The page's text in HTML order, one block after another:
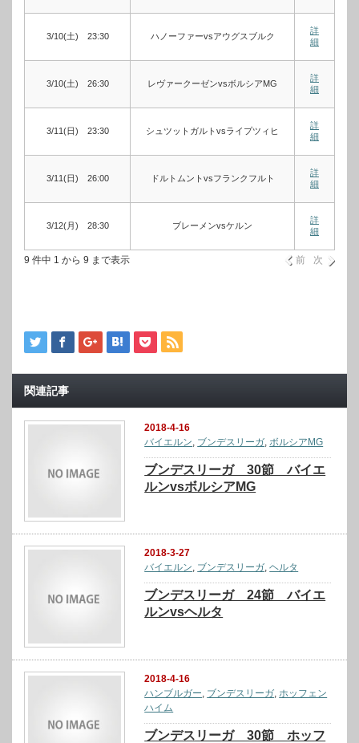
3/10(土) 23:30 ハノーファーvsアウグスブルク
詳
細
3/10(土) 26:30 レヴァークーゼンvsボルシアMG
詳
細
3/11(日) 23:30 シュツットガルトvsライプツィヒ
詳
細
3/11(日) 26:00 ドルトムントvsフランクフルト
詳
細
3/12(月) 28:30 ブレーメンvsケルン
詳
細
9 件中 1 から 9 まで表示 前 次
関連記事
2018-4-16
バイエルン, ブンデスリーガ,ボルシアMG
ブンデスリーガ 30節 バイエ
ルンvsボルシアMG
2018-3-27
バイエルン, ブンデスリーガ,ヘルタ
ブンデスリーガ 24節 バイエ
ルンvsヘルタ
2018-4-16
ハンブルガー ブンデスリーガ ホッフェン
ハイム
ブンデスリーガ 30節 ホッフ